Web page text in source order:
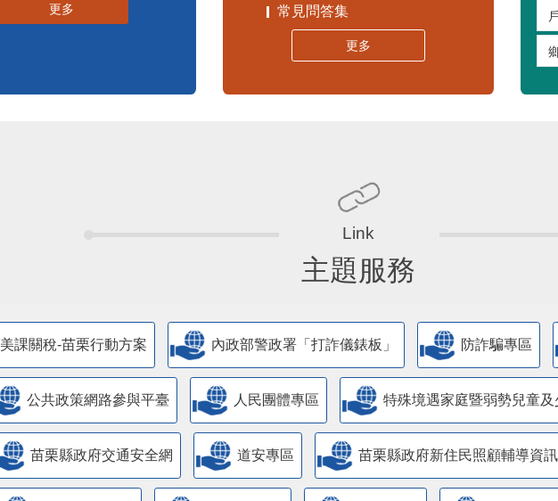
更多 常見問答集
更多
主題服務
美課關稅-苗栗行動方案 內政部警政署「打詐儀錶板」 防詐騙專區
公共政策網路參與平臺 人民團體專區 特殊境遇家庭暨弱勢兒童
苗栗縣政府交通安全網 道安專區 苗栗縣政府新住民照顧輔導資